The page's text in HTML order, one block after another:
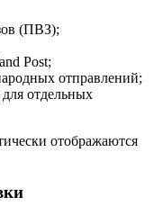
(ПВЗ);
Post;
отправлений;
отдельных
отображаются